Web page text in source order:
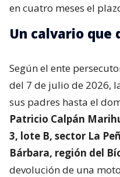
en cuatro meses el
Un calvario que
Según el ente
del 7 de julio de 2026,
sus padres hasta el
Patricio Calpán
3, lote B, sector La
Bárbara, región del
devolución de una